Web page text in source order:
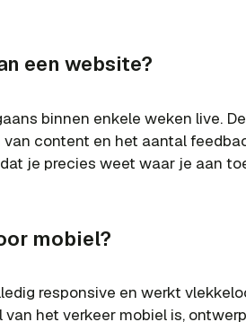
een website?
binnen enkele weken live.
content en het aantal
je precies weet waar je aan
mobiel?
responsive en werkt
het verkeer mobiel is,